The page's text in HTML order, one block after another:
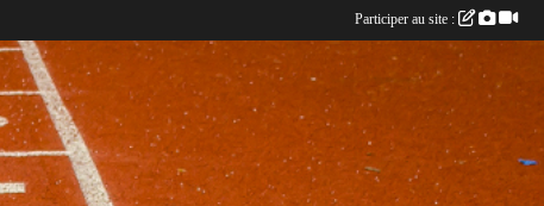
Participer au site :